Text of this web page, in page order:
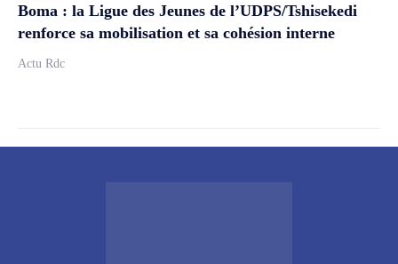
Boma : la Ligue des Jeunes de l’UDPS/Tshisekedi
renforce sa mobilisation et sa cohésion interne
Actu Rdc